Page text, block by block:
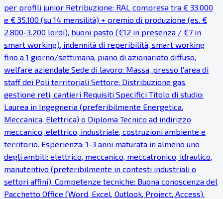
per profili junior Retribuzione: RAL compresa tra € 33.000
e € 35.100 (su 14 mensilità) + premio di produzione (es. €
2.800-3.200 lordi), buoni pasto (€12 in presenza / €7 in
smart working), indennità di reperibilità, smart working
fino a 1 giorno/settimana, piano di azionariato diffuso,
welfare aziendale Sede di lavoro: Massa, presso l'area di
staff dei Poli territoriali Settore: Distribuzione gas,
gestione reti, cantieri Requisiti Specifici Titolo di studio:
Laurea in Ingegneria (preferibilmente Energetica,
Meccanica, Elettrica) o Diploma Tecnico ad indirizzo
meccanico, elettrico, industriale, costruzioni ambiente e
territorio. Esperienza: 1-3 anni maturata in almeno uno
degli ambiti: elettrico, meccanico, meccatronico, idraulico,
manutentivo (preferibilmente in contesti industriali o
settori affini). Competenze tecniche: Buona conoscenza del
Pacchetto Office (Word, Excel, Outlook, Project, Access).